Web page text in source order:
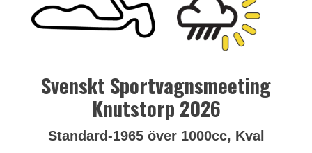
Svenskt Sportvagnsmeeting
Knutstorp 2026
Standard-1965 över 1000cc, Kval